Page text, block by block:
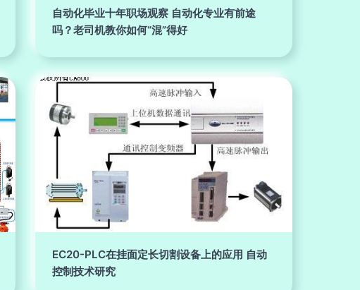
自动化毕业十年职场观察 自动化专业有前途
吗？老司机教你如何“混”得好
EC20-PLC在挂面定长切割设备上的应用 自动
控制技术研究